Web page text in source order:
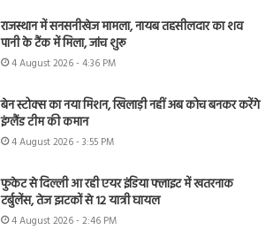
राजस्थान में सनसनीखेज मामला, नायब तहसीलदार का शव
पानी के टैंक में मिला, जांच शुरू
4 August 2026 - 4:36 PM
बेन स्टोक्स का नया मिशन, खिलाड़ी नहीं अब कोच बनकर करेंगे
इंग्लैंड टीम की कमान
4 August 2026 - 3:55 PM
फुकेट से दिल्ली आ रही एयर इंडिया फ्लाइट में खतरनाक
टर्बुलेंस, तेज झटकों से 12 यात्री घायल
4 August 2026 - 2:46 PM